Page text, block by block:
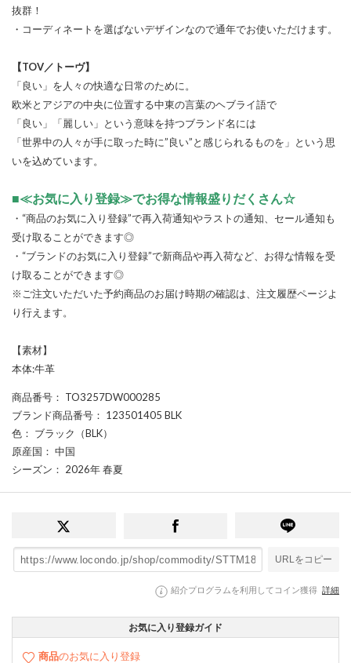
抜群！
・コーディネートを選ばないデザインなので通年でお使いただけます。
【TOV／トーヴ】
「良い」を人々の快適な日常のために。
欧米とアジアの中央に位置する中東の言葉のヘブライ語で
「良い」「麗しい」という意味を持つブランド名には
「世界中の人々が手に取った時に”良い”と感じられるものを」という思
いを込めています。
■≪お気に入り登録≫でお得な情報盛りだくさん☆
・“商品のお気に入り登録”で再入荷通知やラストの通知、セール通知も
受け取ることができます◎
・“ブランドのお気に入り登録”で新商品や再入荷など、お得な情報を受
け取ることができます◎
※ご注文いただいた予約商品のお届け時期の確認は、注文履歴ページよ
り行えます。
【素材】
本体:牛革
商品番号 ： TO3257DW000285
ブランド商品番号 ： 123501405 BLK
色 ： ブラック（BLK）
原産国 ： 中国
シーズン ： 2026年 春夏
URLをコピー
紹介プログラムを利用してコイン獲得 詳細
お気に入り登録ガイド
商品のお気に入り登録